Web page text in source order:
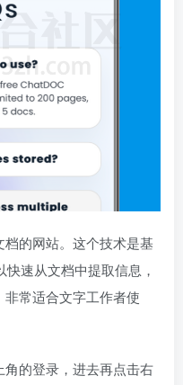
的网站。这个技术是基
速从文档中提取信息，
常适合文字工作者使
的登录，进去再点击右